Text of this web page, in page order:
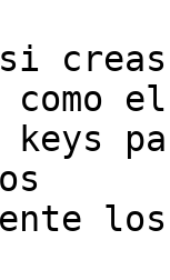
creas
como